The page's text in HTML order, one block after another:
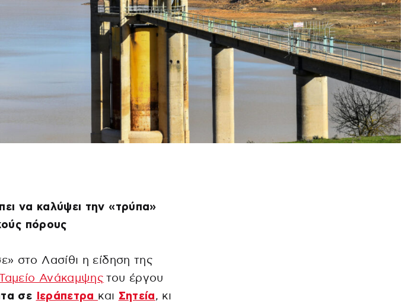
να καλύψει την «τρύπα»
πόρους
στο Λασίθι η είδηση της
Ταμείο Ανάκαμψης του έργου
σε Ιεράπετρα και Σητεία, κι